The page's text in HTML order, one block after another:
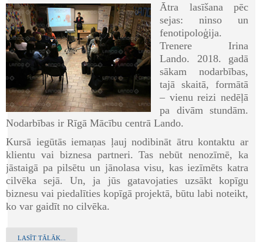
Ātra lasīšana pēc
sejas: ninso un
fenotipoloģija.
Trenere Irina
Lando. 2018. gadā
sākam nodarbības,
tajā skaitā, formātā
– vienu reizi nedēļā
pa divām stundām.
Nodarbības ir Rīgā Mācību centrā Lando.
Kursā iegūtās iemaņas ļauj nodibināt ātru kontaktu ar
klientu vai biznesa partneri. Tas nebūt nenozīmē, ka
jāstaigā pa pilsētu un jānolasa visu, kas iezīmēts katra
cilvēka sejā. Un, ja jūs gatavojaties uzsākt kopīgu
biznesu vai piedalīties kopīgā projektā, būtu labi noteikt,
ko var gaidīt no cilvēka.
LASĪT TĀLĀK...